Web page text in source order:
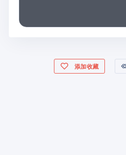
添加收藏